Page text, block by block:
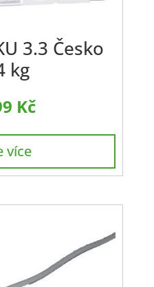
3.3 Česko
kg
Kč
více